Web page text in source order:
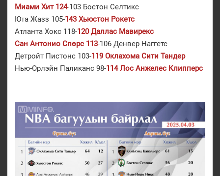
Миами Хит 124-103 Бостон Селтикс
Юта Жазз 105-143 Хьюстон Рокетс
Атланта Хокс 118-120 Даллас Мавирекс
Сан Антонио Спөрс 113-106 Денвер Наггетс
Детройт Пистонс 103-119 Оклахома Сити Тандер
Нью-Орлэйн Паликанс 98-114 Лос Анжелес Клипперс